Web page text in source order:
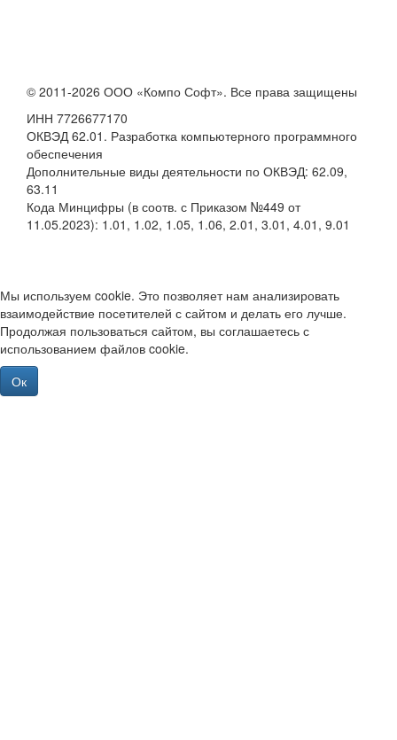
© 2011-2026 ООО «Компо Софт». Все права защищены
ИНН 7726677170
ОКВЭД 62.01. Разработка компьютерного программного
обеспечения
Дополнительные виды деятельности по ОКВЭД: 62.09,
63.11
Кода Минцифры (в соотв. с Приказом №449 от
11.05.2023): 1.01, 1.02, 1.05, 1.06, 2.01, 3.01, 4.01, 9.01
Мы используем cookie. Это позволяет нам анализировать
взаимодействие посетителей с сайтом и делать его лучше.
Продолжая пользоваться сайтом, вы соглашаетесь с
использованием файлов cookie.
Ок